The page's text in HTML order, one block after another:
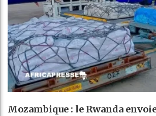
Mozambique : le Rwanda